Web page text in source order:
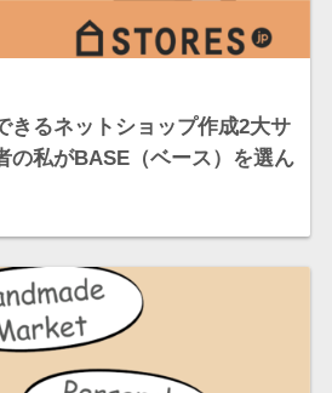
きるネットショップ作成2大サ
の私がBASE（ベース）を選ん